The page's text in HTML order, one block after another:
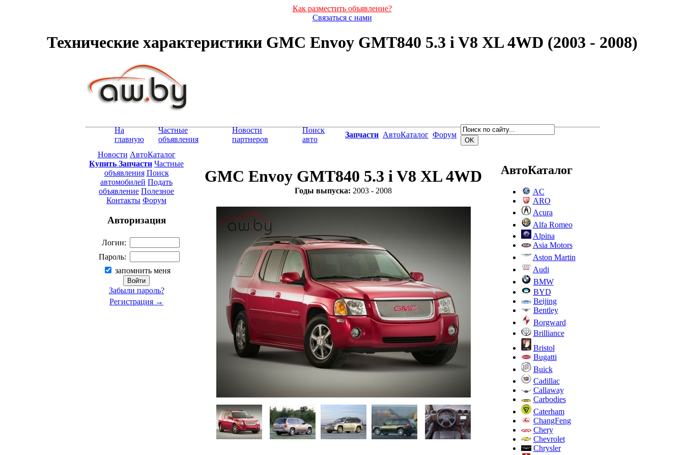
Как разместить объявление?
Связаться с нами
Технические характеристики GMC Envoy GMT840 5.3 i V8 XL 4WD (2003 - 2008)
На
главную
Частные
объявления
Новости
партнеров
Поиск
авто
Запчасти АвтоКаталог Форум
Новости АвтоКаталог
Купить Запчасти Частные
объявления Поиск
автомобилей Подать
объявление Полезное
Контакты Форум
Авторизация
Логин:
Пароль:
запомнить меня
Забыли пароль?
Регистрация →
GMC Envoy GMT840 5.3 i V8 XL 4WD
Годы выпуска: 2003 - 2008
АвтоКаталог
AC
ARO
Acura
Alfa Romeo
Alpina
Asia Motors
Aston Martin
Audi
BMW
BYD
Beijing
Bentley
Borgward
Brilliance
Bristol
Bugatti
Buick
Cadillac
Callaway
Carbodies
Caterham
ChangFeng
Chery
Chevrolet
Chrysler